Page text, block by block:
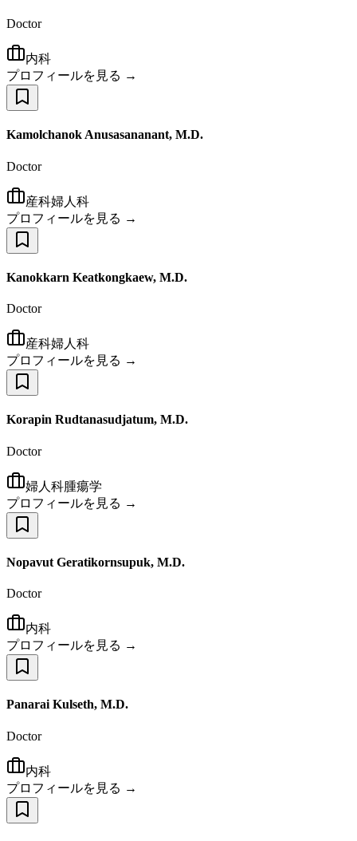
Doctor
内科
プロフィールを見る →
Kamolchanok Anusasananant, M.D.
Doctor
産科婦人科
プロフィールを見る →
Kanokkarn Keatkongkaew, M.D.
Doctor
産科婦人科
プロフィールを見る →
Korapin Rudtanasudjatum, M.D.
Doctor
婦人科腫瘍学
プロフィールを見る →
Nopavut Geratikornsupuk, M.D.
Doctor
内科
プロフィールを見る →
Panarai Kulseth, M.D.
Doctor
内科
プロフィールを見る →